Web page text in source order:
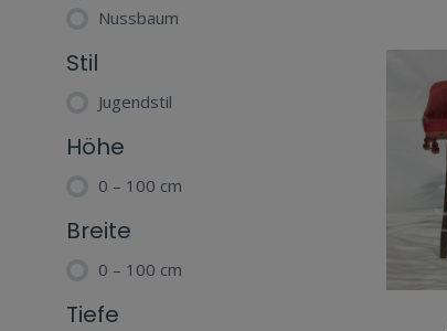
Nussbaum
Stil
Jugendstil
Höhe
0 – 100 cm
Breite
0 – 100 cm
Tiefe